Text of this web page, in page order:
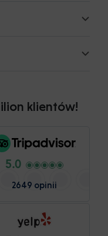
klientów!
5.0
2649 opinii